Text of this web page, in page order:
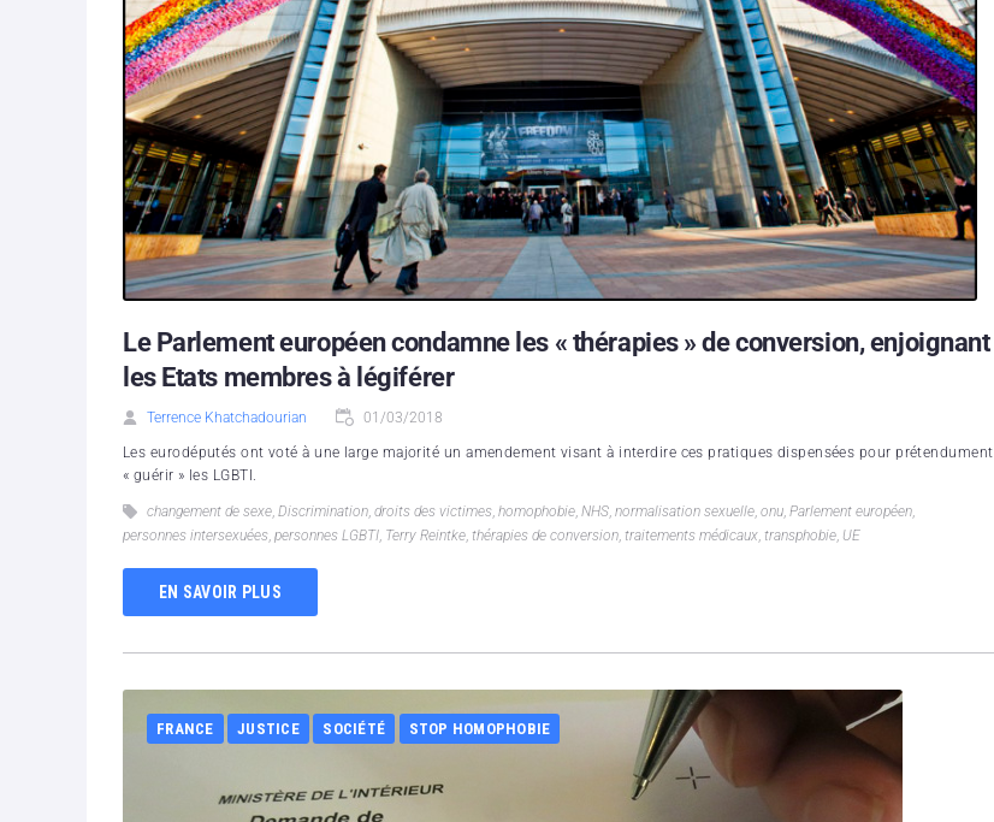
Le Parlement européen condamne les « thérapies » de conversion, enjoignant
les Etats membres à légiférer
Terrence Khatchadourian 01/03/2018
Les eurodéputés ont voté à une large majorité un amendement visant à interdire ces pratiques dispensées pour prétendument
« guérir » les LGBTI.
changement de sexe, Discrimination, droits des victimes, homophobie, NHS, normalisation sexuelle, onu, Parlement européen,
personnes intersexuées, personnes LGBTI, Terry Reintke, thérapies de conversion, traitements médicaux, transphobie, UE
EN SAVOIR PLUS
FRANCE JUSTICE SOCIÉTÉ STOP HOMOPHOBIE